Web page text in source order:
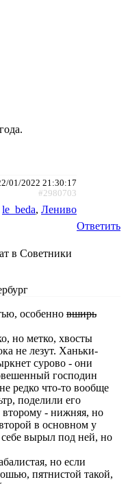
01/2022 21:30:17
#2980703
le_beda, Лениво
Ответить
в Советники
особенно вширь
но метко, хвосты
не лезут. Ханьки-
сурово - они
господин
редко что-то вообще
поделили его
- нижняя, но
в основном у
себе вырыл под ней, но
но если
пятнистой такой,